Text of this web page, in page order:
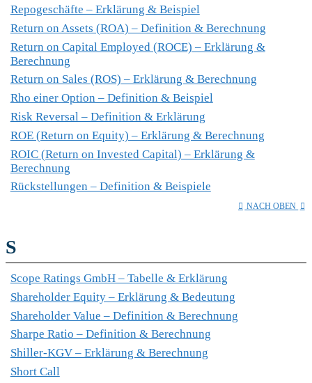
Repogeschäfte – Erklärung & Beispiel
Return on Assets (ROA) – Definition & Berechnung
Return on Capital Employed (ROCE) – Erklärung &
Berechnung
Return on Sales (ROS) – Erklärung & Berechnung
Rho einer Option – Definition & Beispiel
Risk Reversal – Definition & Erklärung
ROE (Return on Equity) – Erklärung & Berechnung
ROIC (Return on Invested Capital) – Erklärung &
Berechnung
Rückstellungen – Definition & Beispiele
NACH OBEN
S
Scope Ratings GmbH – Tabelle & Erklärung
Shareholder Equity – Erklärung & Bedeutung
Shareholder Value – Definition & Berechnung
Sharpe Ratio – Definition & Berechnung
Shiller-KGV – Erklärung & Berechnung
Short Call